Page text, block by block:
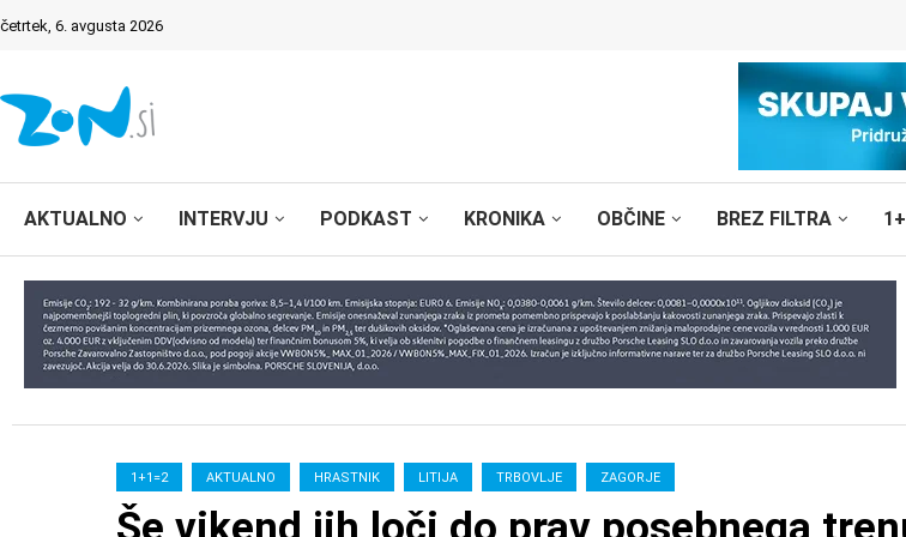
četrtek, 6. avgusta 2026
AKTUALNO INTERVJU PODKAST KRONIKA OBČINE BREZ FILTRA
1+1=2 AKTUALNO HRASTNIK LITIJA TRBOVLJE ZAGORJE